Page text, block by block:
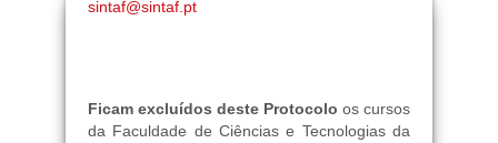
sintaf@sintaf.pt
Ficam excluídos deste Protocoloos cursos
da Faculdade de Ciências e Tecnologias da